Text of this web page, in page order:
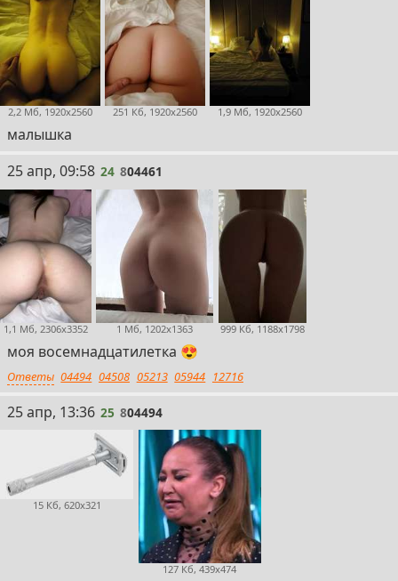
2,2 Мб, 1920x2560 251 Кб, 1920x2560 1,9 Мб, 1920x2560
малышка
24
25 апр, 09:58 24 804461
1,1 Мб, 2306x3352 1 Мб, 1202x1363 999 Кб, 1188x1798
моя восемнадцатилетка 😍
Ответы 04494 04508 05213 05944 12716
25
25 апр, 13:36 25 804494
15 Кб, 620x321
127 Кб, 439x474